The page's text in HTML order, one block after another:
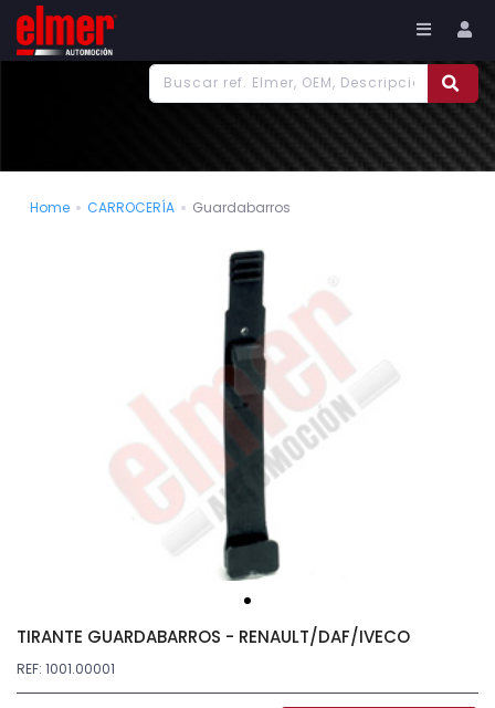
Home CARROCERÍA Guardabarros
TIRANTE GUARDABARROS - RENAULT/DAF/IVECO
REF: 1001.00001